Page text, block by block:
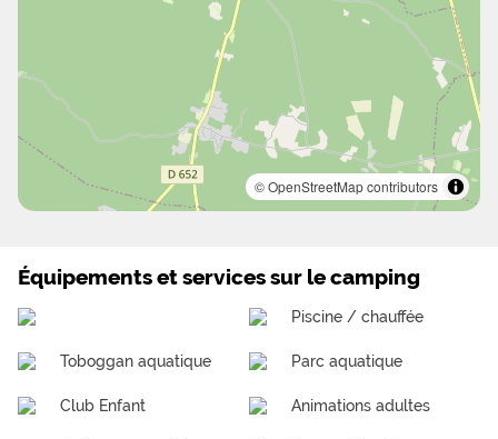
© OpenStreetMap contributors
Équipements et services sur le camping
Piscine / chauffée
Toboggan aquatique Parc aquatique
Club Enfant Animations adultes